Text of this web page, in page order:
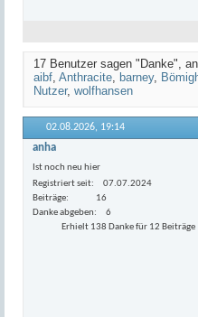
17 Benutzer sagen "Danke",
aibf, Anthracite, barney,
Nutzer, wolfhansen
02.08.2026, 19:14
anha
Ist noch neu hier
Registriert seit
07.07.2024
Beiträge
16
Danke abgeben
6
Erhielt 138 Danke für 12 Beiträge